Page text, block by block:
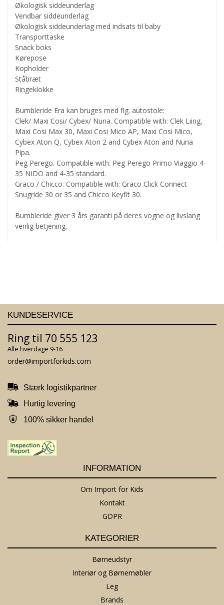
Økologisk siddeunderlag
Vendbar siddeunderlag
Økologisk siddeunderlag med indsats til baby
Transporttaske
Snack boks
Kørepose
Kopholder
Ståbræt
Ringeklokke
Bumbleride Era kan bruges med flg. autostole:
Clek/ Maxi Cosi/ Cybex/ Nuna. Compatible with: Clek Liing,
Maxi Cosi Max 30, Maxi Cosi Mico AP, Maxi Cosi Mico,
Cybex Aton Q, Cybex Aton 2 and Cybex Aton and Nuna
Pipa.
Peg Perego. Compatible with: Peg Perego Primo Viaggio 4-
35 NIDO and 4-35 standard.
Graco / Chicco. Compatible with: Graco Click Connect
Snugride 30 or 35 and Chicco Keyfit 30.
Bumbleride giver 3 års garanti på deres vogne og livslang
venlig betjening.
KUNDESERVICE
Ring til 70 555 123
Alle hverdage 9-16
order@importforkids.com
Stærk logistikpartner
Hurtig levering
100% sikker handel
INFORMATION
Om Import for Kids
Kontakt
GDPR
KATEGORIER
Børneudstyr
Interiør og Børnemøbler
Leg
Brands